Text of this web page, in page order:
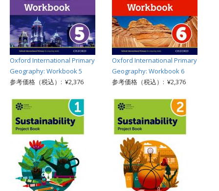
Oxford International Primary
Geography: Workbook 5
参考価格（税込）: ¥2,376
Oxford International Primary
Geography: Workbook 6
参考価格（税込）: ¥2,376